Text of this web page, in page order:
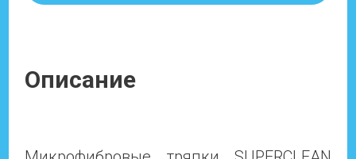
Описание